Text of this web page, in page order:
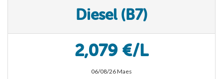
Diesel (B7)
2,079 €/L
06/08/26 Maes